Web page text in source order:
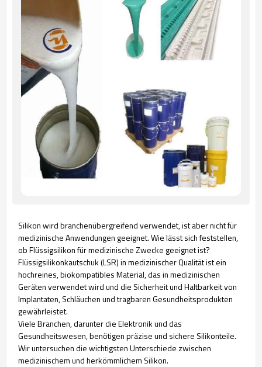
Silikon wird branchenübergreifend verwendet, ist aber nicht für
medizinische Anwendungen geeignet. Wie lässt sich feststellen,
ob Flüssigsilikon für medizinische Zwecke geeignet ist?
Flüssigsilikonkautschuk (LSR) in medizinischer Qualität ist ein
hochreines, biokompatibles Material, das in medizinischen
Geräten verwendet wird und die Sicherheit und Haltbarkeit von
Implantaten, Schläuchen und tragbaren Gesundheitsprodukten
gewährleistet.
Viele Branchen, darunter die Elektronik und das
Gesundheitswesen, benötigen präzise und sichere Silikonteile.
Wir untersuchen die wichtigsten Unterschiede zwischen
medizinischem und herkömmlichem Silikon.